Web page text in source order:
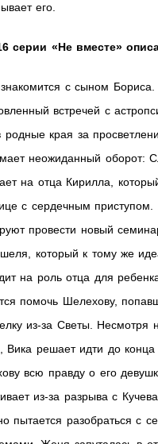
его.
серии «Не вместе»
с сыном Бориса.
встречей с
родные края за
неожиданный оборот:
на отца Кирилла,
с сердечным
провести новый
который к тому же
на роль отца для
помочь Шелехову,
из-за Светы. Несмотря
Вика решает идти до конца
всю правду о его
из-за разрыва с
пытается разобраться с